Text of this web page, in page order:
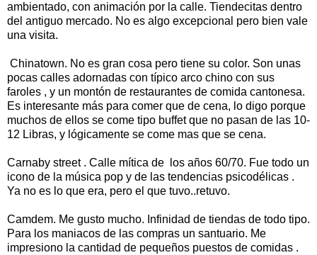
ambientado, con animación por la calle. Tiendecitas dentro
del antiguo mercado. No es algo excepcional pero bien vale
una visita.
Chinatown. No es gran cosa pero tiene su color. Son unas
pocas calles adornadas con típico arco chino con sus
faroles , y un montón de restaurantes de comida cantonesa.
Es interesante más para comer que de cena, lo digo porque
muchos de ellos se come tipo buffet que no pasan de las 10-
12 Libras, y lógicamente se come mas que se cena.
Carnaby street . Calle mítica de los años 60/70. Fue todo un
icono de la música pop y de las tendencias psicodélicas .
Ya no es lo que era, pero el que tuvo..retuvo.
Camdem. Me gusto mucho. Infinidad de tiendas de todo tipo.
Para los maniacos de las compras un santuario. Me
impresiono la cantidad de pequeños puestos de comidas .